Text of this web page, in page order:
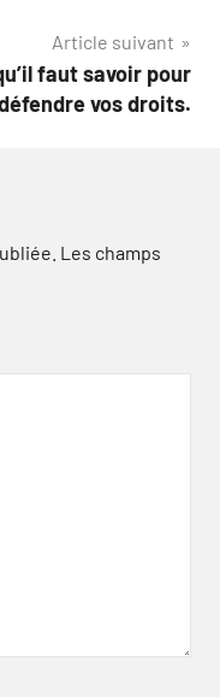
Article suivant
faut savoir pour
vos droits.
Les champs